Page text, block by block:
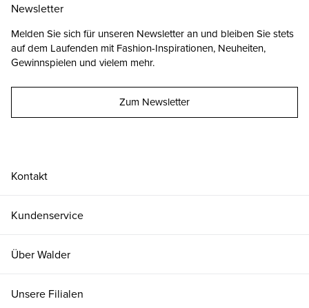
Kontakt
Kundenservice
Über Walder
Unsere Filialen
Newsletter
Melden Sie sich für unseren Newsletter an und bleiben Sie stets
auf dem Laufenden mit Fashion-Inspirationen, Neuheiten,
Gewinnspielen und vielem mehr.
Zum Newsletter